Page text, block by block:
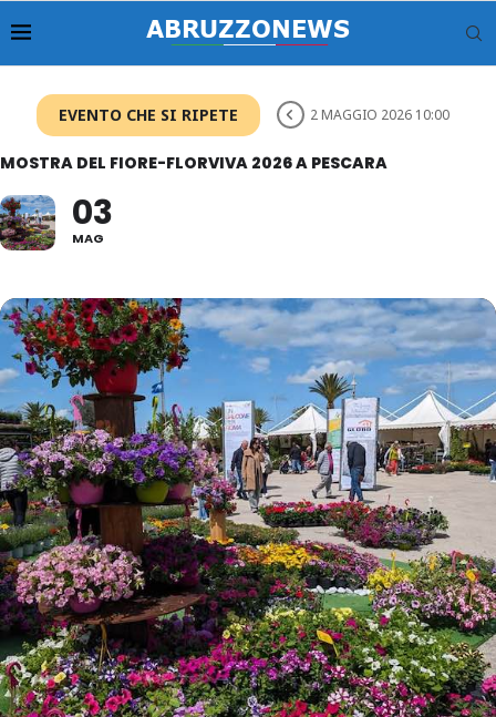
EVENTO CHE SI RIPETE 2 MAGGIO 2026 10:00
MOSTRA DEL FIORE-FLORVIVA 2026 A PESCARA
03
MAG